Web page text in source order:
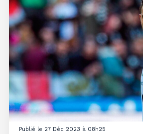
Publié le 27 Déc 2023 à 08h25